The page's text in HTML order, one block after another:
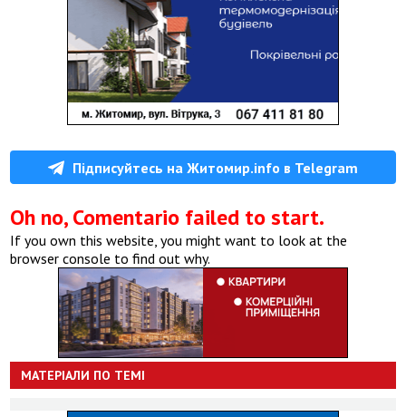
Підписуйтесь на Житомир.info в Telegram
Oh no, Comentario failed to start.
If you own this website, you might want to look at the
browser console to find out why.
МАТЕРІАЛИ ПО ТЕМІ